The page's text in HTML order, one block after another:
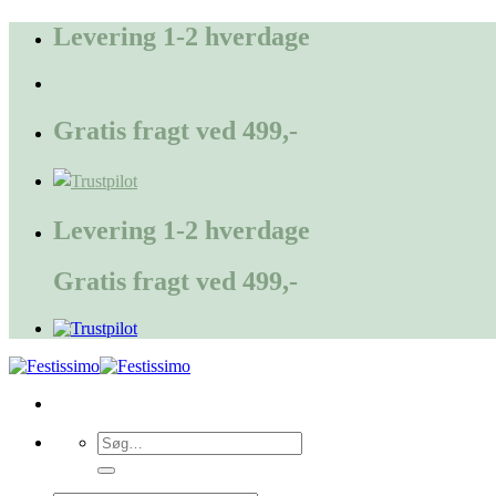
FortsætLevering 1-2 hverdage
Gratis fragt ved 499,-
Levering 1-2 hverdage
Gratis fragt ved 499,-
Søg
efter: